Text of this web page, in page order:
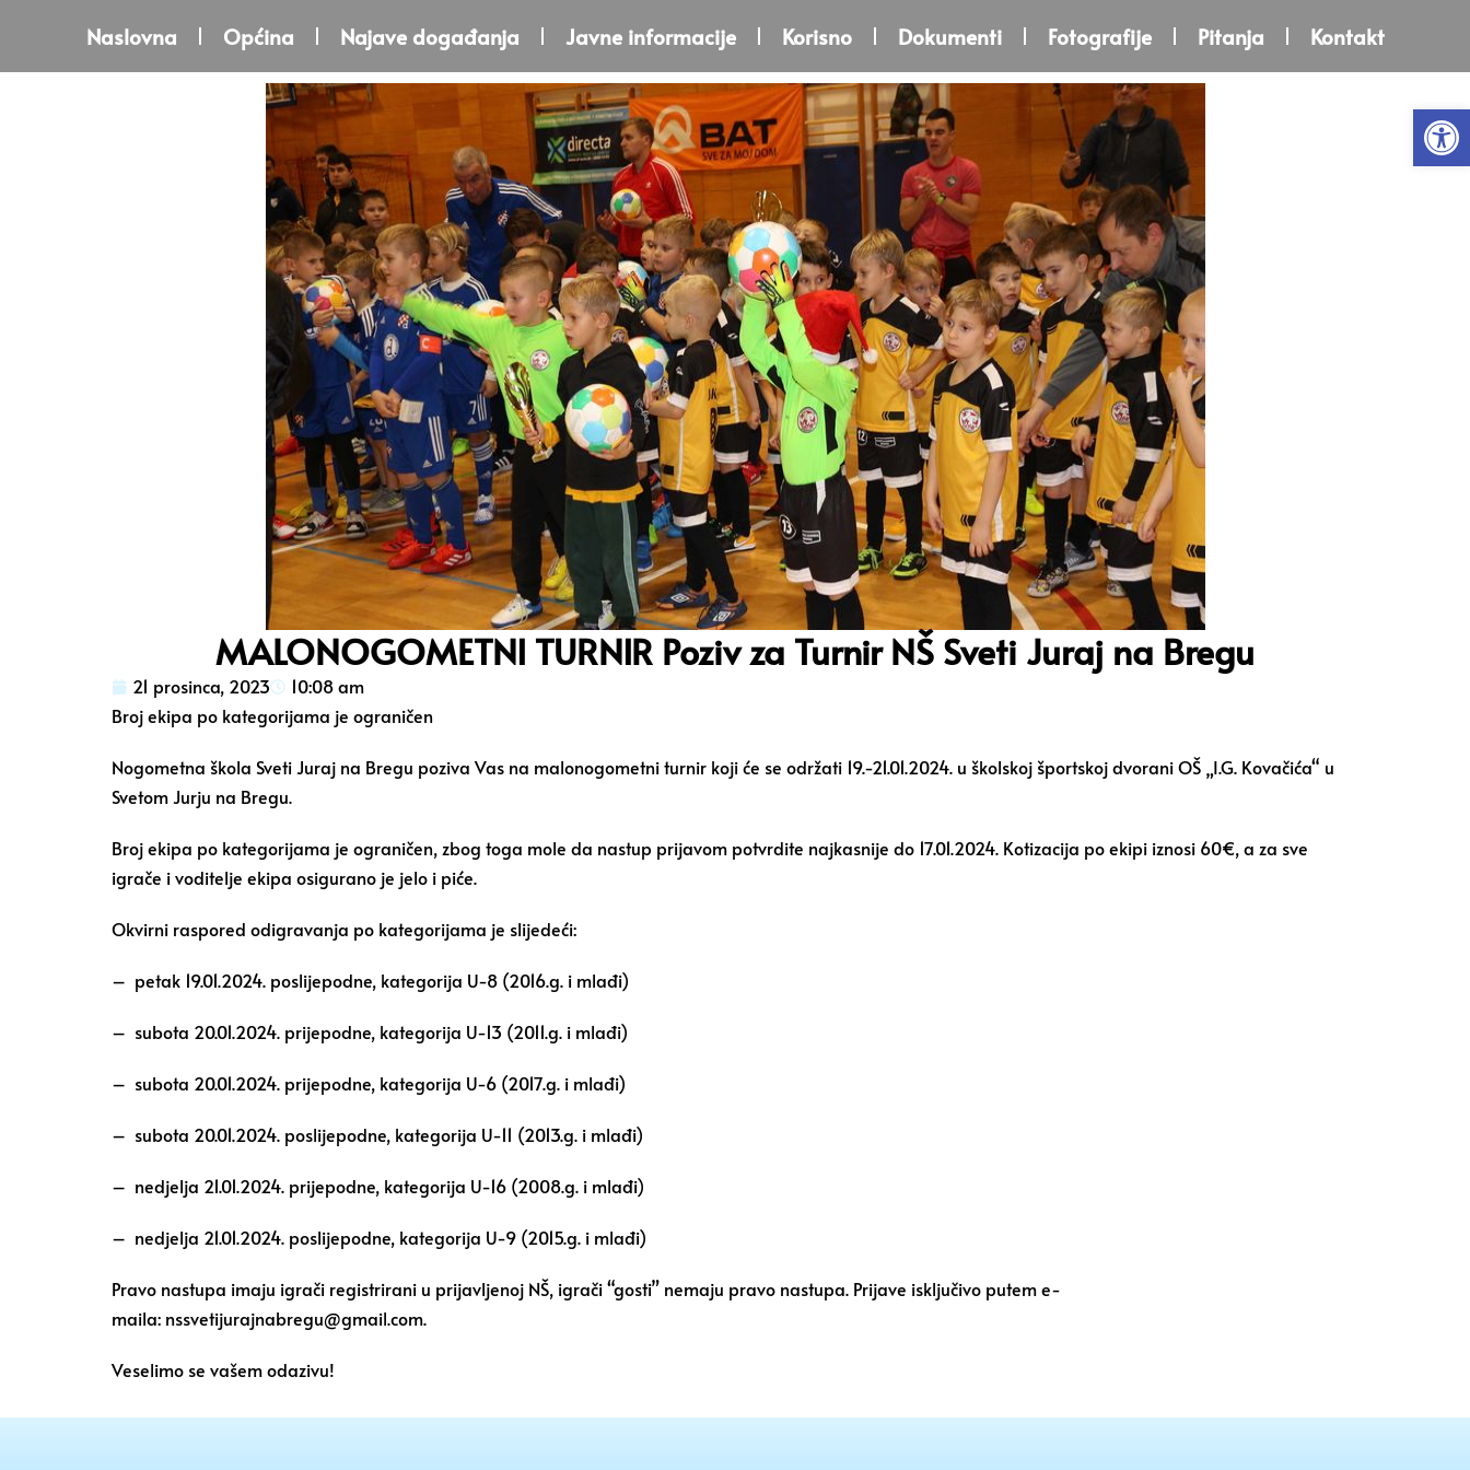
Naslovna Općina Najave događanja Javne informacije Korisno Dokumenti Fotografije Pitanja Kontakt
MALONOGOMETNI TURNIR Poziv za Turnir NŠ Sveti Juraj na Bregu
21 prosinca, 2023
10:08 am
Broj ekipa po kategorijama je ograničen
Nogometna škola Sveti Juraj na Bregu poziva Vas na malonogometni turnir koji će se održati 19.-21.01.2024. u školskoj športskoj dvorani OŠ „I.G. Kovačića“ u
Svetom Jurju na Bregu.
Broj ekipa po kategorijama je ograničen, zbog toga mole da nastup prijavom potvrdite najkasnije do 17.01.2024. Kotizacija po ekipi iznosi 60€, a za sve
igrače i voditelje ekipa osigurano je jelo i piće.
Okvirni raspored odigravanja po kategorijama je slijedeći:
– petak 19.01.2024. poslijepodne, kategorija U-8 (2016.g. i mlađi)
– subota 20.01.2024. prijepodne, kategorija U-13 (2011.g. i mlađi)
– subota 20.01.2024. prijepodne, kategorija U-6 (2017.g. i mlađi)
– subota 20.01.2024. poslijepodne, kategorija U-11 (2013.g. i mlađi)
– nedjelja 21.01.2024. prijepodne, kategorija U-16 (2008.g. i mlađi)
– nedjelja 21.01.2024. poslijepodne, kategorija U-9 (2015.g. i mlađi)
Pravo nastupa imaju igrači registrirani u prijavljenoj NŠ, igrači “gosti” nemaju pravo nastupa. Prijave isključivo putem e-
maila: nssvetijurajnabregu@gmail.com.
Veselimo se vašem odazivu!